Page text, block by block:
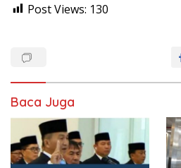
Post Views: 130
Baca Juga